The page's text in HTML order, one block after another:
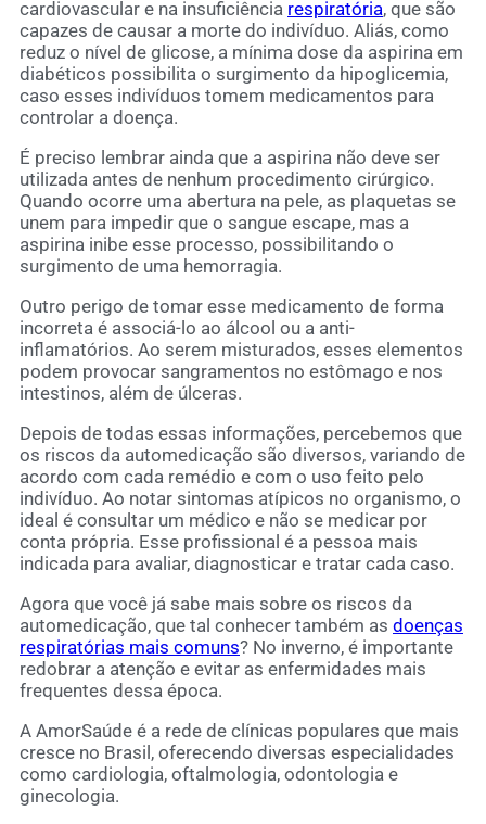
cardiovascular e na insuficiência respiratória, que são
capazes de causar a morte do indivíduo. Aliás, como
reduz o nível de glicose, a mínima dose da aspirina em
diabéticos possibilita o surgimento da hipoglicemia,
caso esses indivíduos tomem medicamentos para
controlar a doença.
É preciso lembrar ainda que a aspirina não deve ser
utilizada antes de nenhum procedimento cirúrgico.
Quando ocorre uma abertura na pele, as plaquetas se
unem para impedir que o sangue escape, mas a
aspirina inibe esse processo, possibilitando o
surgimento de uma hemorragia.
Outro perigo de tomar esse medicamento de forma
incorreta é associá-lo ao álcool ou a anti-
inflamatórios. Ao serem misturados, esses elementos
podem provocar sangramentos no estômago e nos
intestinos, além de úlceras.
Depois de todas essas informações, percebemos que
os riscos da automedicação são diversos, variando de
acordo com cada remédio e com o uso feito pelo
indivíduo. Ao notar sintomas atípicos no organismo, o
ideal é consultar um médico e não se medicar por
conta própria. Esse profissional é a pessoa mais
indicada para avaliar, diagnosticar e tratar cada caso.
Agora que você já sabe mais sobre os riscos da
automedicação, que tal conhecer também as doenças
respiratórias mais comuns? No inverno, é importante
redobrar a atenção e evitar as enfermidades mais
frequentes dessa época.
A AmorSaúde é a rede de clínicas populares que mais
cresce no Brasil, oferecendo diversas especialidades
como cardiologia, oftalmologia, odontologia e
ginecologia.